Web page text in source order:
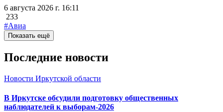
6 августа 2026 г. 16:11
233
#Авиа
Показать ещё
Последние новости
Новости Иркутской области
В Иркутске обсудили подготовку общественных
наблюдателей к выборам-2026